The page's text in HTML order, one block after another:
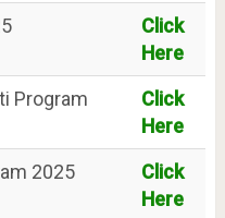
Click
Here
Program
Click
Here
2025
Click
Here